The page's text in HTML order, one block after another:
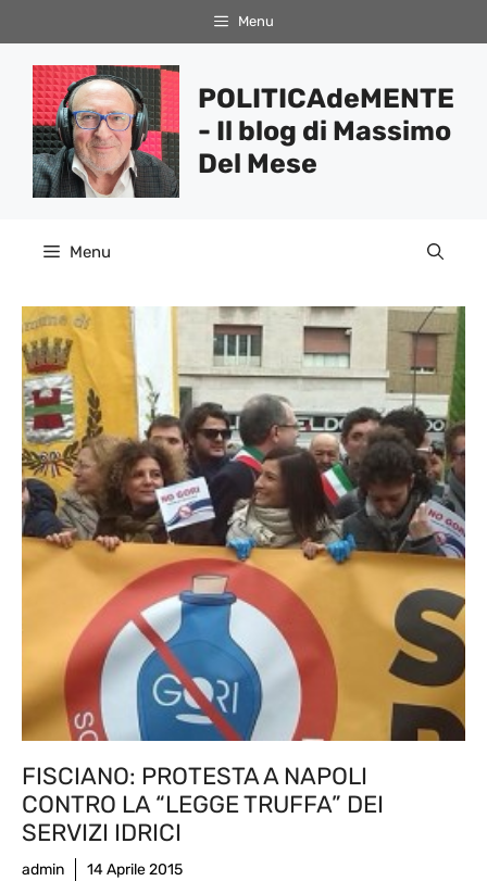
al
contenuto
Menu
POLITICAdeMENTE
- Il blog di Massimo
Del Mese
Menu
FISCIANO: PROTESTA A NAPOLI
CONTRO LA “LEGGE TRUFFA” DEI
SERVIZI IDRICI
admin 14 Aprile 2015